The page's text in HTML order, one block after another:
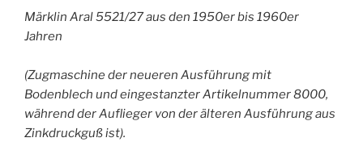
Märklin Aral 5521/27 aus den 1950er bis 1960er
Jahren
(Zugmaschine der neueren Ausführung mit
Bodenblech und eingestanzter Artikelnummer 8000,
während der Auflieger von der älteren Ausführung aus
Zinkdruckguß ist).